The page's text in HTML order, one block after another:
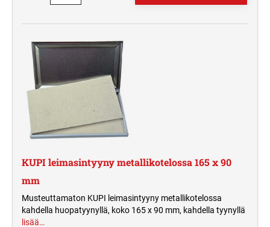
KUPI leimasintyyny metallikotelossa 165 x 90
mm
Musteuttamaton KUPI leimasintyyny metallikotelossa
kahdella huopatyynyllä, koko 165 x 90 mm, kahdella tyynyllä
lisää…